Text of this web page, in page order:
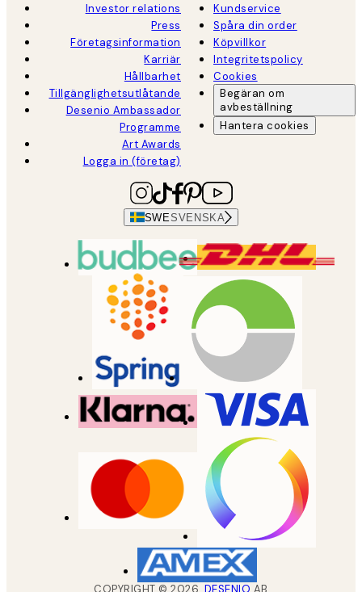
Investor relations
Press
Företagsinformation
Karriär
Hållbarhet
Tillgänglighetsutlåtande
Desenio Ambassador
Programme
Art Awards
Logga in (företag)
Kundservice
Spåra din order
Köpvillkor
Integritetspolicy
Cookies
Begäran om
avbeställning
Hantera cookies
SWESVENSKA